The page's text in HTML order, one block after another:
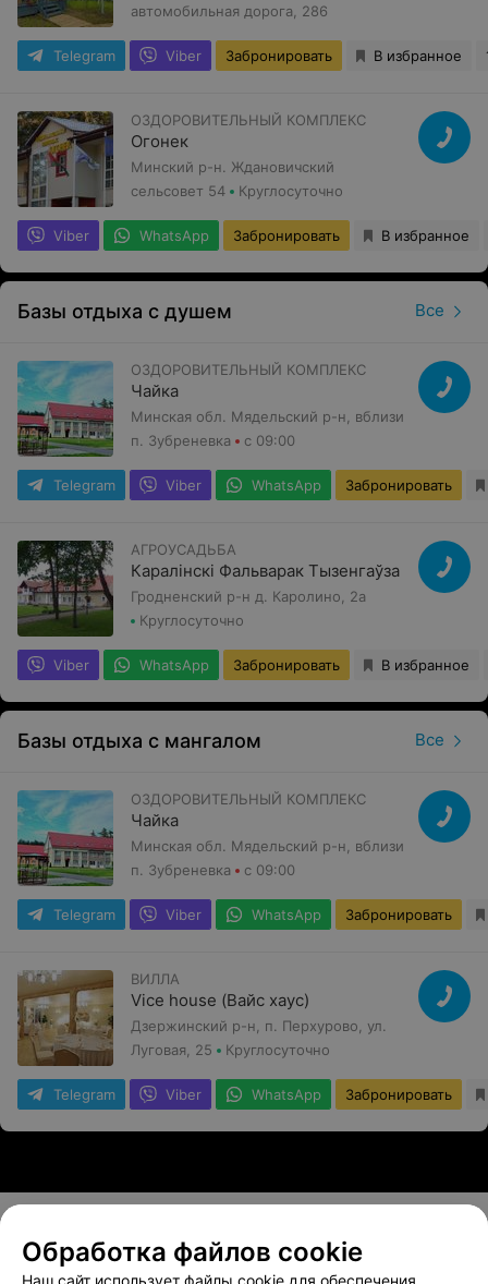
автомобильная дорога, 286
Telegram Viber Забронировать В избранное
ОЗДОРОВИТЕЛЬНЫЙ КОМПЛЕКС
Огонек
Минский р-н. Ждановичский
сельсовет 54
Круглосуточно
Viber WhatsApp Забронировать В избранное
Базы отдыха с душем Все
ОЗДОРОВИТЕЛЬНЫЙ КОМПЛЕКС
Чайка
Минская обл. Мядельский р-н, вблизи
п. Зубреневка
с 09:00
Telegram Viber WhatsApp Забронировать
АГРОУСАДЬБА
Каралінскі Фальварак Тызенгаўза
Гродненский р-н д. Каролино, 2а
Круглосуточно
Viber WhatsApp Забронировать В избранное
Базы отдыха с мангалом Все
ОЗДОРОВИТЕЛЬНЫЙ КОМПЛЕКС
Чайка
Минская обл. Мядельский р-н, вблизи
п. Зубреневка
с 09:00
Telegram Viber WhatsApp Забронировать
ВИЛЛА
Vice house (Вайс хаус)
Дзержинский р-н, п. Перхурово, ул.
Луговая, 25
Круглосуточно
Telegram Viber WhatsApp Забронировать
О проекте Новости проекта
Обработка файлов cookie
Наш сайт использует файлы cookie для обеспечения